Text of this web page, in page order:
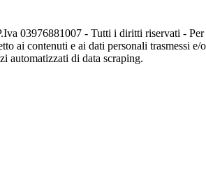
03976881007 - Tutti i diritti riservati -
ai contenuti e ai dati personali trasmessi
automatizzati di data scraping.